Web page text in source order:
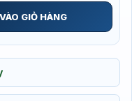
| Bàn Trên 90% | BH
GIỎ HÀNG